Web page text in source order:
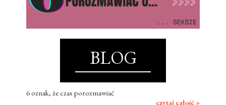
BLOG
6 oznak, że czas porozmawiać
czytaj całość »